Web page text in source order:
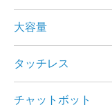
大容量
タッチレス
チャットボット